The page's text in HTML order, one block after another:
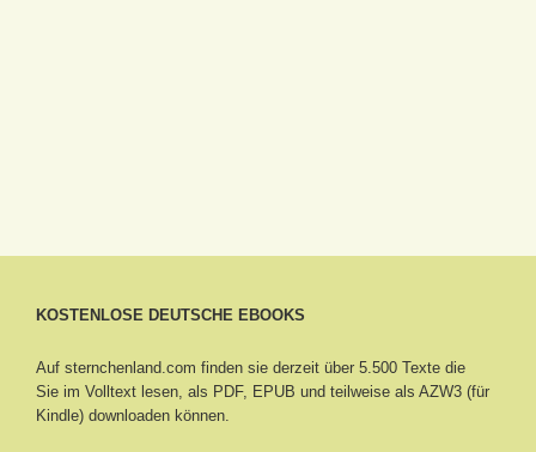
KOSTENLOSE DEUTSCHE EBOOKS
Auf sternchenland.com finden sie derzeit über 5.500 Texte die
Sie im Volltext lesen, als PDF, EPUB und teilweise als AZW3 (für
Kindle) downloaden können.